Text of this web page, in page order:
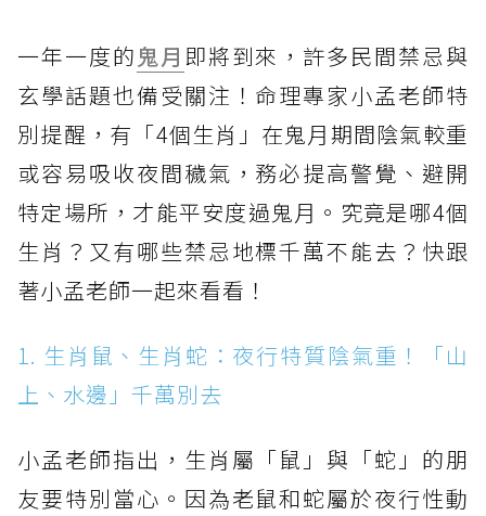
一年一度的鬼月 即將到來，許多民間禁忌與
玄學話題也備受關注！命理專家小孟老師特
別提醒，有「4個生肖」在鬼月期間陰氣較重
或容易吸收夜間穢氣，務必提高警覺、避開
特定場所，才能平安度過鬼月。究竟是哪4個
生肖？又有哪些禁忌地標千萬不能去？快跟
著小孟老師一起來看看！
1. 生肖鼠、生肖蛇：夜行特質陰氣重！「山
上、水邊」千萬別去
小孟老師指出，生肖屬「鼠」與「蛇」的朋
友要特別當心。因為老鼠和蛇屬於夜行性動